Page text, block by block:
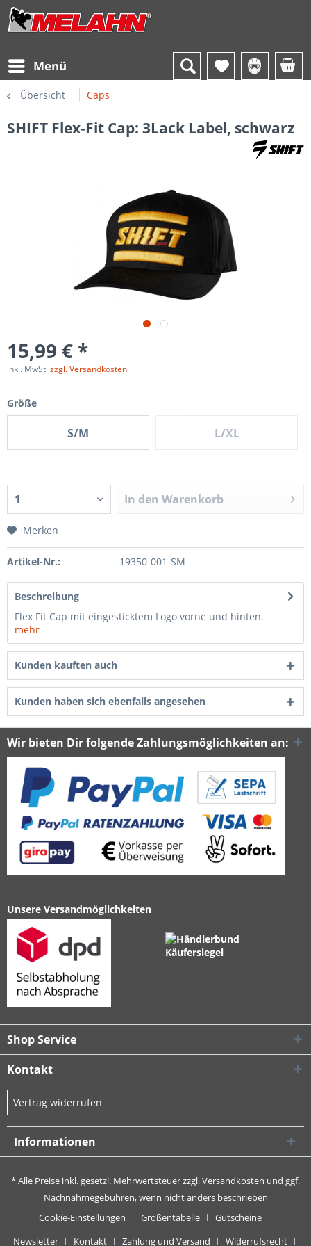
Menü
Übersicht Caps
SHIFT Flex-Fit Cap: 3Lack Label, schwarz
15,99 € *
inkl. MwSt.zzgl. Versandkosten
Größe
S/M L/XL
In den Warenkorb
Merken
Artikel-Nr.: 19350-001-SM
Beschreibung
Flex Fit Cap mit eingesticktem Logo vorne und hinten.
mehr
Kunden kauften auch
Kunden haben sich ebenfalls angesehen
Wir bieten Dir folgende Zahlungsmöglichkeiten an:
Unsere Versandmöglichkeiten
Shop Service
Kontakt
Vertrag widerrufen
Informationen
* Alle Preise inkl. gesetzl. Mehrwertsteuer zzgl.Versandkosten und ggf.
Nachnahmegebühren, wenn nicht anders beschrieben
Cookie-Einstellungen
Größentabelle
Gutscheine
Newsletter
Kontakt Zahlung und Versand Widerrufsrecht